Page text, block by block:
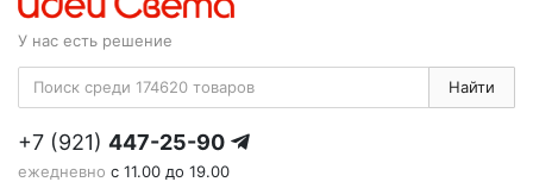
У нас есть решение
Найти
+7 (921) 447-25-90
ежедневно с 11.00 до 19.00